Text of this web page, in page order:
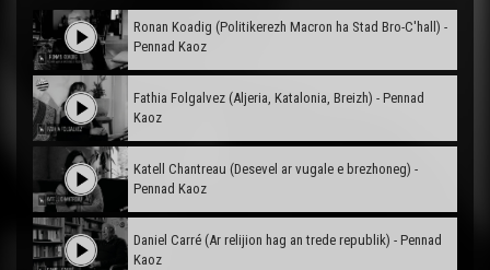
Ronan Koadig (Politikerezh Macron ha Stad Bro-C'hall) -
Pennad Kaoz
Fathia Folgalvez (Aljeria, Katalonia, Breizh) - Pennad
Kaoz
Katell Chantreau (Desevel ar vugale e brezhoneg) -
Pennad Kaoz
Daniel Carré (Ar relijion hag an trede republik) - Pennad
Kaoz